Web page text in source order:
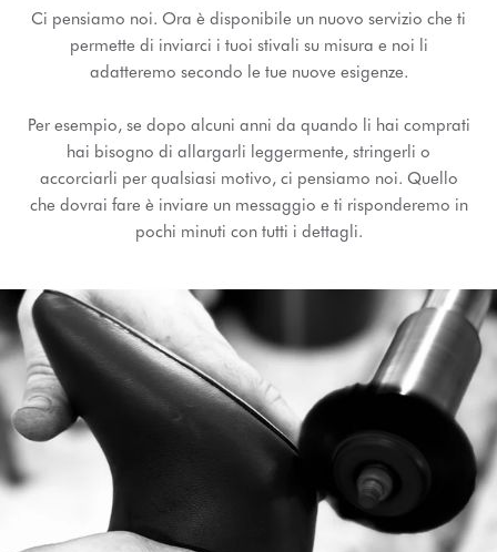
Ci pensiamo noi. Ora è disponibile un nuovo servizio che ti
permette di inviarci i tuoi stivali su misura e noi li
adatteremo secondo le tue nuove esigenze.
Per esempio, se dopo alcuni anni da quando li hai comprati
hai bisogno di allargarli leggermente, stringerli o
accorciarli per qualsiasi motivo, ci pensiamo noi. Quello
che dovrai fare è inviare un messaggio e ti risponderemo in
pochi minuti con tutti i dettagli.